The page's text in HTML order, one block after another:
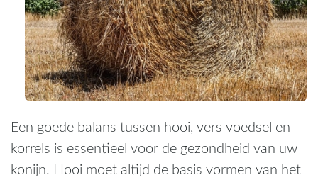
Een goede balans tussen hooi, vers voedsel en
korrels is essentieel voor de gezondheid van uw
konijn. Hooi moet altijd de basis vormen van het